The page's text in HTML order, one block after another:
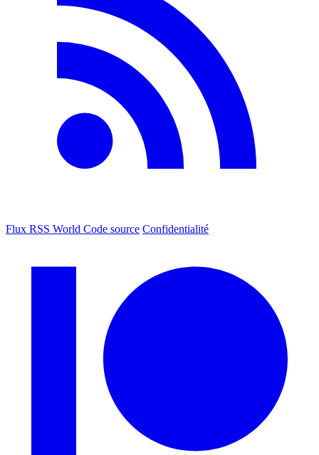
Flux RSS World Code source Confidentialité